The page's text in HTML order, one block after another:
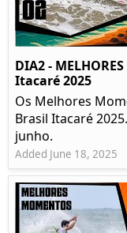
DIA2 -
Itacaré 2025
Os Melhores
Brasil Itacaré
junho.
Added June 18, 2025